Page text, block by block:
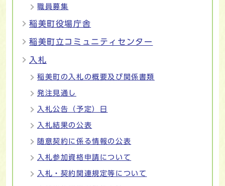
職員募集
稲美町役場庁舎
稲美町立コミュニティセンター
入札
稲美町の入札の概要及び関係書類
発注見通し
入札公告（予定）日
入札結果の公表
随意契約に係る情報の公表
入札参加資格申請について
入札・契約関連規定等について